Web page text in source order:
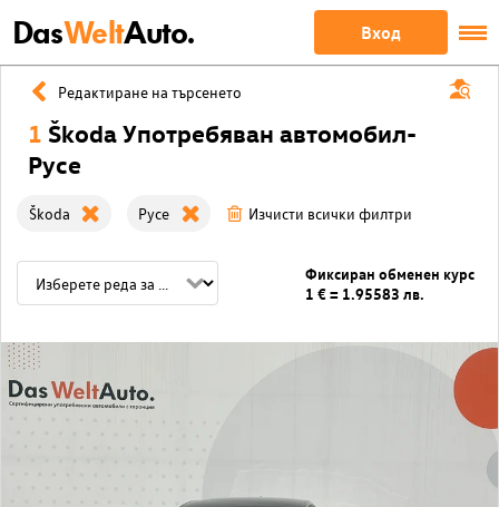
DasWeltAuto. Вход
Редактиране на търсенето
1 Škoda Употребяван автомобил-
Русе
Škoda Русе Изчисти всички филтри
Фиксиран обменен курс
1 € = 1.95583 лв.